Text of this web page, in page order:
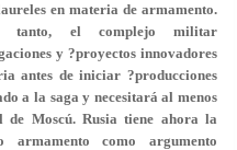
en materia de armamento.
tanto, el complejo militar
y ?proyectos innovadores
antes de iniciar ?producciones
a la saga y necesitará al menos
de Moscú. Rusia tiene ahora la
como argumento